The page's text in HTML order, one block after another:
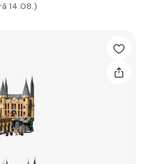
14.08.)